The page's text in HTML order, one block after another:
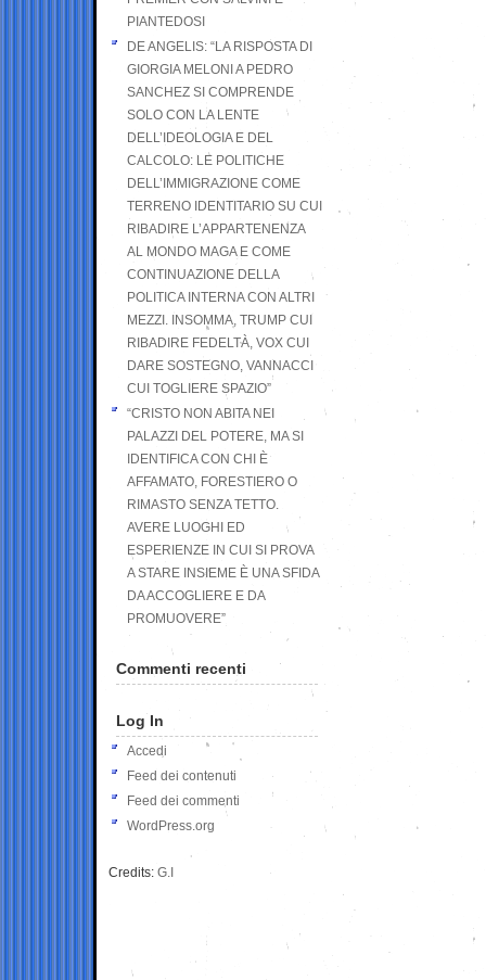
PIANTEDOSI
DE ANGELIS: “LA RISPOSTA DI
GIORGIA MELONI A PEDRO
SANCHEZ SI COMPRENDE
SOLO CON LA LENTE
DELL’IDEOLOGIA E DEL
CALCOLO: LE POLITICHE
DELL’IMMIGRAZIONE COME
TERRENO IDENTITARIO SU CUI
RIBADIRE L’APPARTENENZA
AL MONDO MAGA E COME
CONTINUAZIONE DELLA
POLITICA INTERNA CON ALTRI
MEZZI. INSOMMA, TRUMP CUI
RIBADIRE FEDELTÀ, VOX CUI
DARE SOSTEGNO, VANNACCI
CUI TOGLIERE SPAZIO”
“CRISTO NON ABITA NEI
PALAZZI DEL POTERE, MA SI
IDENTIFICA CON CHI È
AFFAMATO, FORESTIERO O
RIMASTO SENZA TETTO.
AVERE LUOGHI ED
ESPERIENZE IN CUI SI PROVA
A STARE INSIEME È UNA SFIDA
DA ACCOGLIERE E DA
PROMUOVERE”
Commenti recenti
Log In
Accedi
Feed dei contenuti
Feed dei commenti
WordPress.org
Credits: G.I